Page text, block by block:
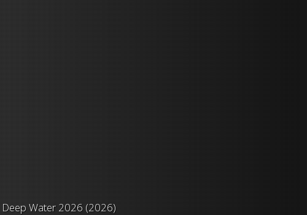
Deep Water 2026 (2026)